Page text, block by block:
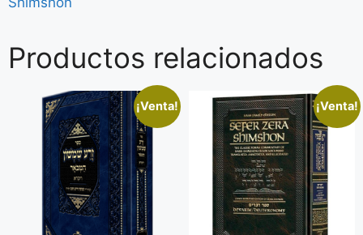
Productos relacionados
¡Venta! ¡Venta!